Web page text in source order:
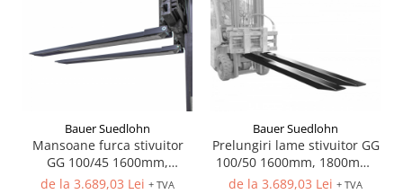
Bauer Suedlohn
Mansoane furca stivuitor
GG 100/45 1600mm,
1800mm, 2000mm
de la 3.689,03 Lei + TVA
Bauer Suedlohn
Prelungiri lame stivuitor GG
100/50 1600mm, 1800mm,
2000mm
de la 3.689,03 Lei + TVA